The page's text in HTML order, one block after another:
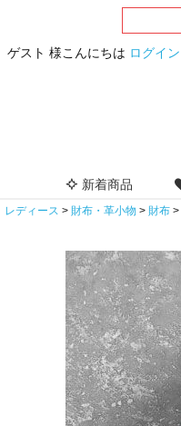
ゲスト 様こんにちは ログイン
新着商品
レディース 財布・革小物 財布